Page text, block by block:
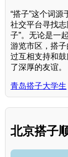
“搭子”这个词源
社交平台寻找
子”。无论是一
游览市区，搭
过互相支持和
了深厚的友谊。
青岛搭子大学生
北京搭子